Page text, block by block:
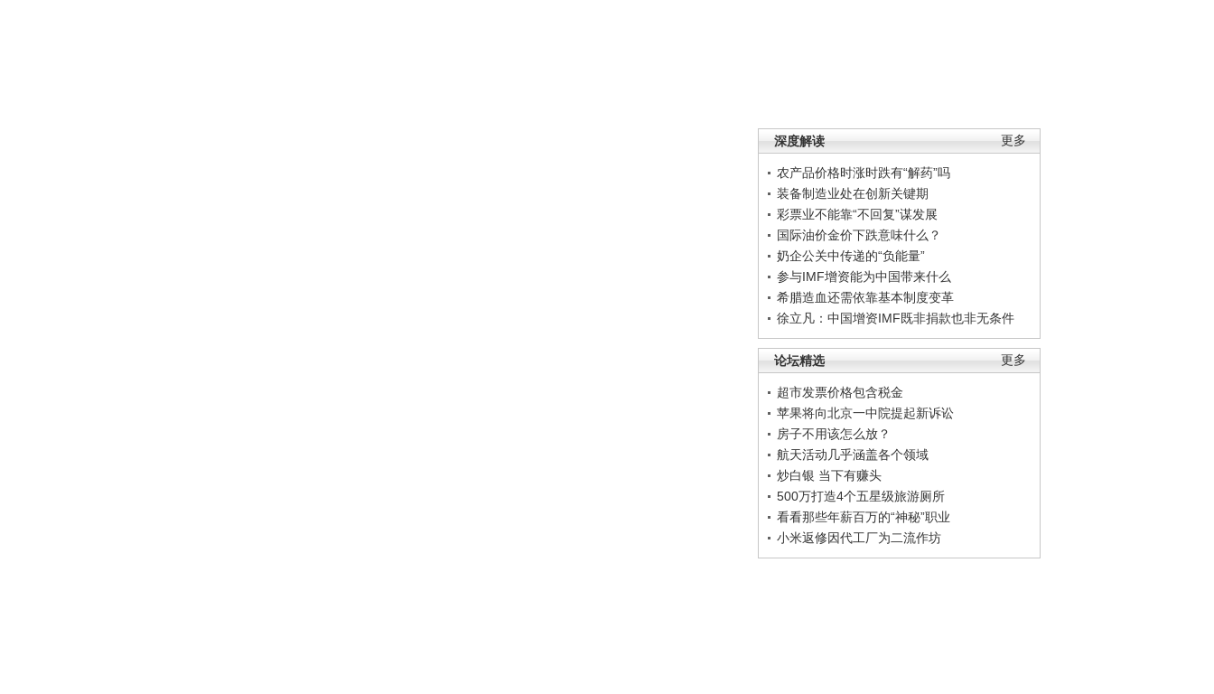
更多
深度解读
农产品价格时涨时跌有“解药”吗
装备制造业处在创新关键期
彩票业不能靠“不回复”谋发展
国际油价金价下跌意味什么？
奶企公关中传递的“负能量”
参与IMF增资能为中国带来什么
希腊造血还需依靠基本制度变革
徐立凡：中国增资IMF既非捐款也非无条件
更多
论坛精选
超市发票价格包含税金
苹果将向北京一中院提起新诉讼
房子不用该怎么放？
航天活动几乎涵盖各个领域
炒白银 当下有赚头
500万打造4个五星级旅游厕所
看看那些年薪百万的“神秘”职业
小米返修因代工厂为二流作坊